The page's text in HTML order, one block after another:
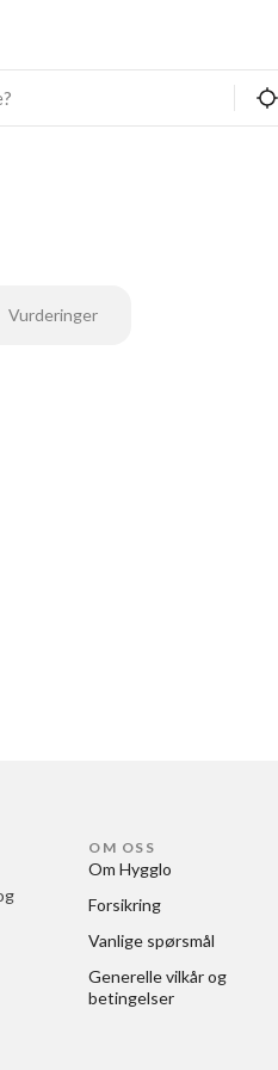
Vurderinger
OM OSS
Om Hygglo
Forsikring
Vanlige spørsmål
Generelle vilkår og
betingelser